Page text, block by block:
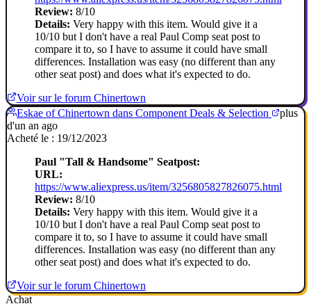
Review: 8/10
Details: Very happy with this item. Would give it a
10/10 but I don't have a real Paul Comp seat post to
compare it to, so I have to assume it could have small
differences. Installation was easy (no different than any
other seat post) and does what it's expected to do.
Voir sur le forum Chinertown
Eskae of Chinertown dans Component Deals & Selection
plus
d'un an ago
Acheté le : 19/12/2023
Paul "Tall & Handsome" Seatpost:
URL:
https://www.aliexpress.us/item/3256805827826075.html
Review: 8/10
Details: Very happy with this item. Would give it a
10/10 but I don't have a real Paul Comp seat post to
compare it to, so I have to assume it could have small
differences. Installation was easy (no different than any
other seat post) and does what it's expected to do.
Voir sur le forum Chinertown
Achat